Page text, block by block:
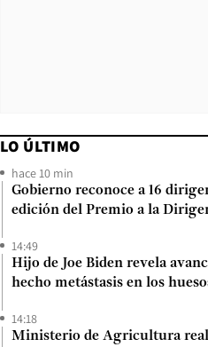
LO ÚLTIMO
hace 10 min
Gobierno reconoce a 16
edición del Premio a la
14:49
Hijo de Joe Biden revela
hecho metástasis en los
14:18
Ministerio de Agricultura